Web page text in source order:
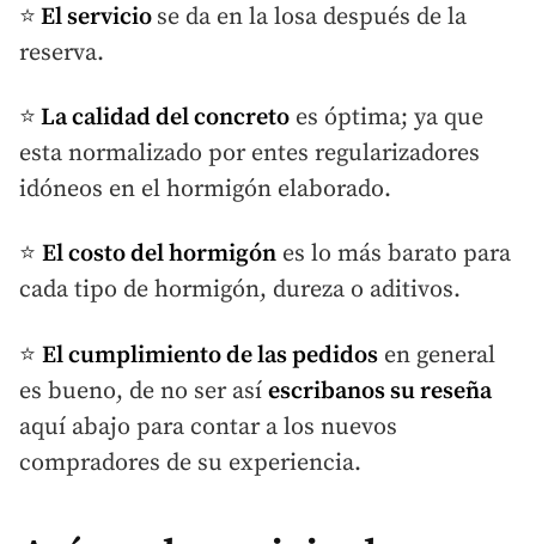
⭐ El servicio se da en la losa después de la
reserva.
⭐ La calidad del concreto es óptima; ya que
esta normalizado por entes regularizadores
idóneos en el hormigón elaborado.
⭐ El costo del hormigón es lo más barato para
cada tipo de hormigón, dureza o aditivos.
⭐ El cumplimiento de las pedidos en general
es bueno, de no ser así escribanos su reseña
aquí abajo para contar a los nuevos
compradores de su experiencia.